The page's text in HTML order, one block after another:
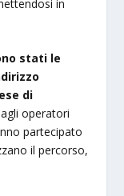
in
stati le
di
operatori
partecipato
il percorso,